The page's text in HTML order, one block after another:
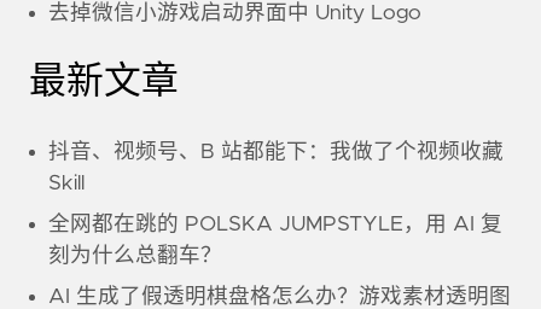
去掉微信小游戏启动界面中 Unity Logo
最新文章
抖音、视频号、B 站都能下：我做了个视频收藏
Skill
全网都在跳的 POLSKA JUMPSTYLE，用 AI 复
刻为什么总翻车？
AI 生成了假透明棋盘格怎么办？游戏素材透明图